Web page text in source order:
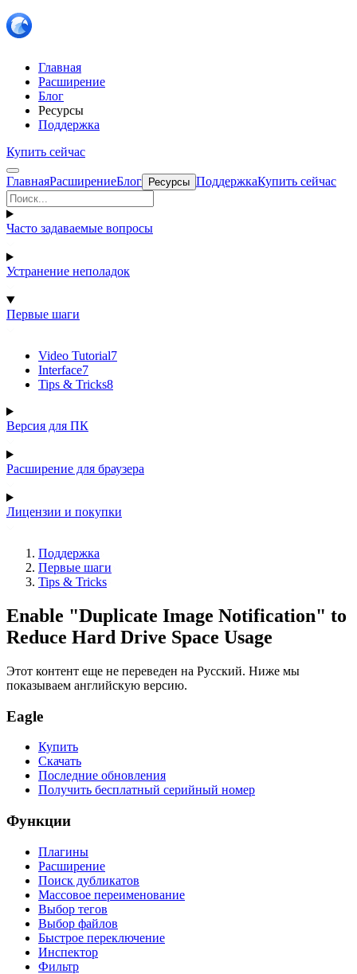
Главная
Расширение
Блог
Ресурсы
Поддержка
Купить сейчас
ГлавнаяРасширениеБлог Ресурсы ПоддержкаКупить сейчас
Часто задаваемые вопросы
Устранение неполадок
Первые шаги
Video Tutorial7
Interface7
Tips & Tricks8
Версия для ПК
Расширение для браузера
Лицензии и покупки
Поддержка
Первые шаги
Tips & Tricks
Enable "Duplicate Image Notification" to
Reduce Hard Drive Space Usage
Этот контент еще не переведен на Русский. Ниже мы
показываем английскую версию.
Eagle
Купить
Скачать
Последние обновления
Получить бесплатный серийный номер
Функции
Плагины
Расширение
Поиск дубликатов
Массовое переименование
Выбор тегов
Выбор файлов
Быстрое переключение
Инспектор
Фильтр